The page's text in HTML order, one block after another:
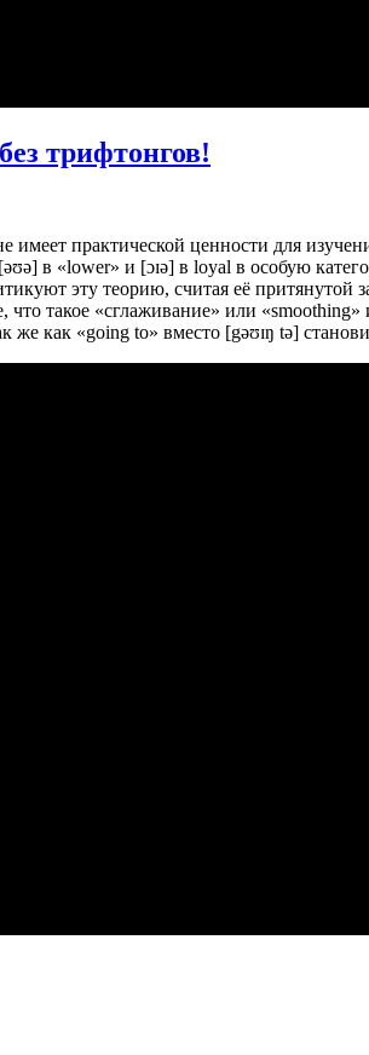
трифтонгов!
практической ценности для
в «lower» и [ɔɪə] в loyal в особую
эту теорию, считая её
такое «сглаживание» или
как «going to» вместо [gəʊɪŋ tə]